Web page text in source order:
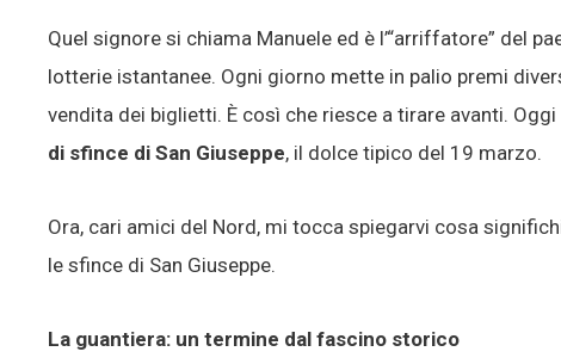
Quel signore si chiama Manuele ed è l’“arriffatore” del
lotterie istantanee. Ogni giorno mette in palio premi
vendita dei biglietti. È così che riesce a tirare avanti.
di sfince di San Giuseppe, il dolce tipico del 19 marzo.
Ora, cari amici del Nord, mi tocca spiegarvi cosa
le sfince di San Giuseppe.
La guantiera: un termine dal fascino storico